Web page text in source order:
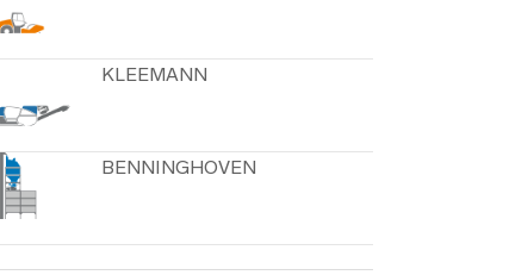
KLEEMANN
BENNINGHOVEN